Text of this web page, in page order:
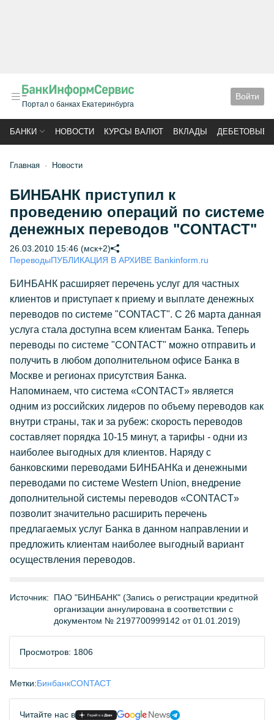
Портал о банках Екатеринбурга
Войти
БАНКИ НОВОСТИ КУРСЫ ВАЛЮТ ВКЛАДЫ ДЕБЕТОВЫЕ
Главная Новости
БИНБАНК приступил к
проведению операций по системе
денежных переводов "CONTACT"
26.03.2010 15:46 (мск+2)
ПереводыПУБЛИКАЦИЯ В АРХИВЕ Bankinform.ru
БИНБАНК расширяет перечень услуг для частных
клиентов и приступает к приему и выплате денежных
переводов по системе "CONTACT". С 26 марта данная
услуга стала доступна всем клиентам Банка. Теперь
переводы по системе "CONTACT" можно отправить и
получить в любом дополнительном офисе Банка в
Москве и регионах присутствия Банка.
Напоминаем, что система «CONTACT» является
одним из российских лидеров по объему переводов как
внутри страны, так и за рубеж: скорость переводов
составляет порядка 10-15 минут, а тарифы - одни из
наиболее выгодных для клиентов. Наряду с
банковскими переводами БИНБАНКа и денежными
переводами по системе Western Union, внедрение
дополнительной системы переводов «CONTACT»
позволит значительно расширить перечень
предлагаемых услуг Банка в данном направлении и
предложить клиентам наиболее выгодный вариант
осуществления переводов.
Источник:
ПАО "БИНБАНК" (Запись о регистрации кредитной
организации аннулирована в соответствии с
документом № 2197700999142 от 01.01.2019)
Просмотров: 1806
Метки:БинбанкCONTACT
Читайте нас в